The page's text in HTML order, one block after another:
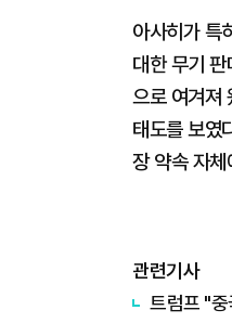
아사히가 특
대한 무기
으로 여겨져
태도를 보였
장 약속 자
관련기사
트럼프 "